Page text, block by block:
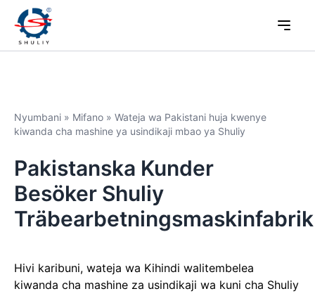
Nyumbani » Mifano » Wateja wa Pakistani huja kwenye
kiwanda cha mashine ya usindikaji mbao ya Shuliy
Pakistanska Kunder
Besöker Shuliy
Träbearbetningsmaskinfabrik
Hivi karibuni, wateja wa Kihindi walitembelea
kiwanda cha mashine za usindikaji wa kuni cha Shuliy